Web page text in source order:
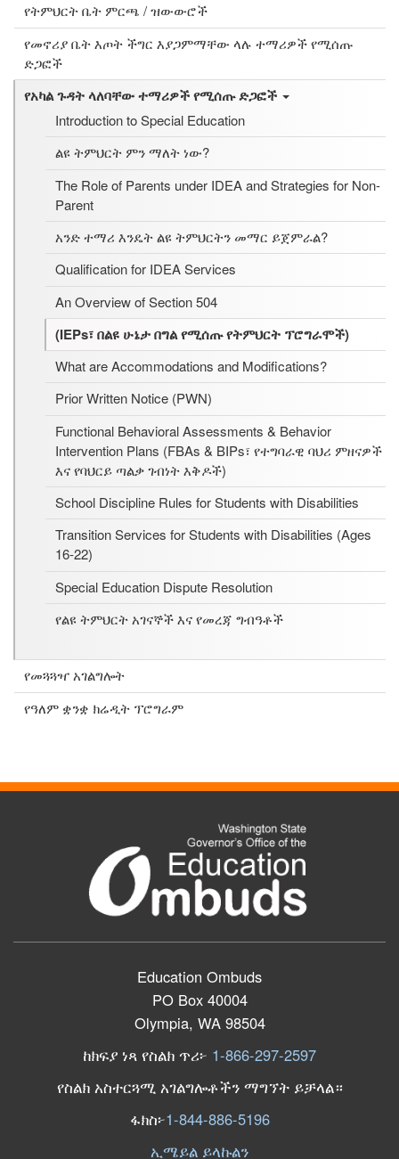
የትምህርት ቤት ምርጫ / ዝውውሮች
የመኖሪያ ቤት እጦት ችግር እያጋምማቸው ላሉ ተማሪዎች የሚሰጡ
ድጋፎች
የአካል ጉዳት ላለባቸው ተማሪዎች የሚሰጡ ድጋፎች
Introduction to Special Education
ልዩ ትምህርት ምን ማለት ነው?
The Role of Parents under IDEA and Strategies for Non-
Parent
አንድ ተማሪ እንዴት ልዩ ትምህርትን መማር ይጀምራል?
Qualification for IDEA Services
An Overview of Section 504
(IEPs፣ በልዩ ሁኔታ በግል የሚሰጡ የትምህርት ፕሮግራሞች)
What are Accommodations and Modifications?
Prior Written Notice (PWN)
Functional Behavioral Assessments & Behavior
Intervention Plans (FBAs & BIPs፣ የተግባራዊ ባህሪ ምዘናዎች
እና የባህርይ ጣልቃ ገብነት እቅዶች)
School Discipline Rules for Students with Disabilities
Transition Services for Students with Disabilities (Ages
16-22)
Special Education Dispute Resolution
የልዩ ትምህርት አገናኞች እና የመረጃ ግብዓቶች
የመጓጓዣ አገልግሎት
የዓለም ቋንቋ ክሬዲት ፕሮግራም
Education Ombuds
PO Box 40004
Olympia, WA 98504
ከክፍያ ነጻ የስልክ ጥሪ፦ 1-866-297-2597
የስልክ አስተርጓሚ አገልግሎቶችን ማግኘት ይቻላል።
ፋክስ፦1-844-886-5196
ኢሜይል ይላኩልን